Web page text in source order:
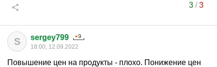
3/3
S sergey799
18:00, 12.09.2022
Повышение цен на продукты - плохо. Понижение цен